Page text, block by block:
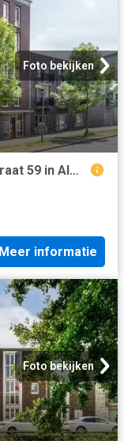
Foto bekijken
Appartement te koop San Marinostraat 59 in Almere voor € 285.000
Meer informatie
Foto bekijken